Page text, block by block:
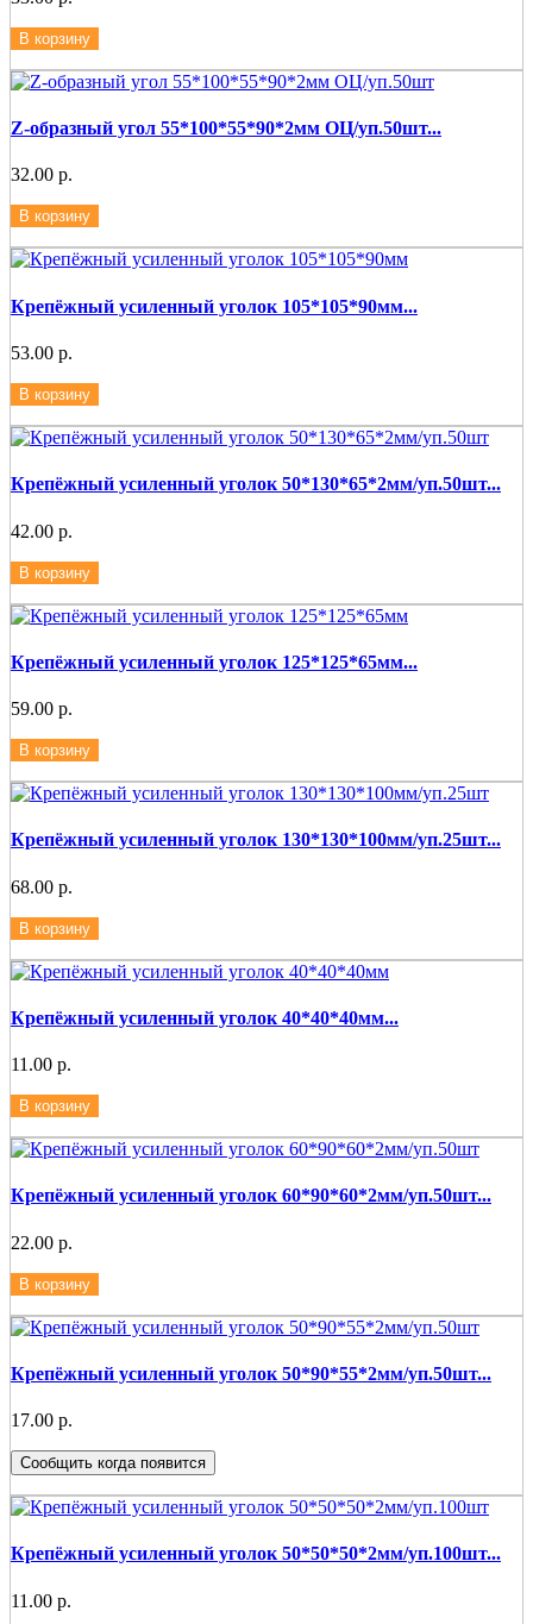
В корзину
Z-образный угол 55*100*55*90*2мм ОЦ/уп.50шт...
32.00 р.
В корзину
Крепёжный усиленный уголок 105*105*90мм...
53.00 р.
В корзину
Крепёжный усиленный уголок 50*130*65*2мм/уп.50шт...
42.00 р.
В корзину
Крепёжный усиленный уголок 125*125*65мм...
59.00 р.
В корзину
Крепёжный усиленный уголок 130*130*100мм/уп.25шт...
68.00 р.
В корзину
Крепёжный усиленный уголок 40*40*40мм...
11.00 р.
В корзину
Крепёжный усиленный уголок 60*90*60*2мм/уп.50шт...
22.00 р.
В корзину
Крепёжный усиленный уголок 50*90*55*2мм/уп.50шт...
17.00 р.
Сообщить когда появится
Крепёжный усиленный уголок 50*50*50*2мм/уп.100шт...
11.00 р.